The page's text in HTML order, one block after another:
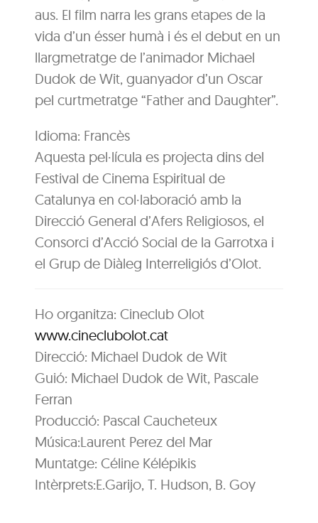
aus. El film narra les grans etapes de la
vida d’un ésser humà i és el debut en un
llargmetratge de l’animador Michael
Dudok de Wit, guanyador d’un Oscar
pel curtmetratge “Father and Daughter”.
Idioma: Francès
Aquesta pel·lícula es projecta dins del
Festival de Cinema Espiritual de
Catalunya en col·laboració amb la
Direcció General d’Afers Religiosos, el
Consorci d’Acció Social de la Garrotxa i
el Grup de Diàleg Interreligiós d’Olot.
Ho organitza: Cineclub Olot
www.cineclubolot.cat
Direcció: Michael Dudok de Wit
Guió: Michael Dudok de Wit, Pascale
Ferran
Producció: Pascal Caucheteux
Música:Laurent Perez del Mar
Muntatge: Céline Kélépikis
Intèrprets:E.Garijo, T. Hudson, B. Goy